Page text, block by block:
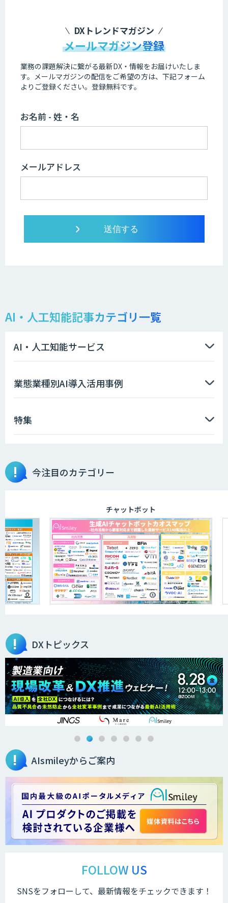
DXトレンドマガジン
メールマガジン登録
業務の課題解決に繋がる最新DX・情報をお届けいたしま
す。 メールマガジンの配信をご希望の方は、下記フォーム
よりご登録ください。登録無料です。
お名前 - 姓・名
メールアドレス
AI・人工知能記事カテゴリ一覧
AI・人工知能サービス
業態業種別AI導入活用事例
特集
今注目のカテゴリー
チャットボット
DXトピックス
AIsmileyからご案内
FOLLOW US
SNSをフォローして、最新情報をチェックできます！